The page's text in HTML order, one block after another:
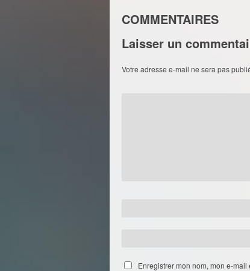
COMMENTAIRES
Laisser un
Votre adresse e-mail ne sera pas
Enregistrer mon nom, mon e-